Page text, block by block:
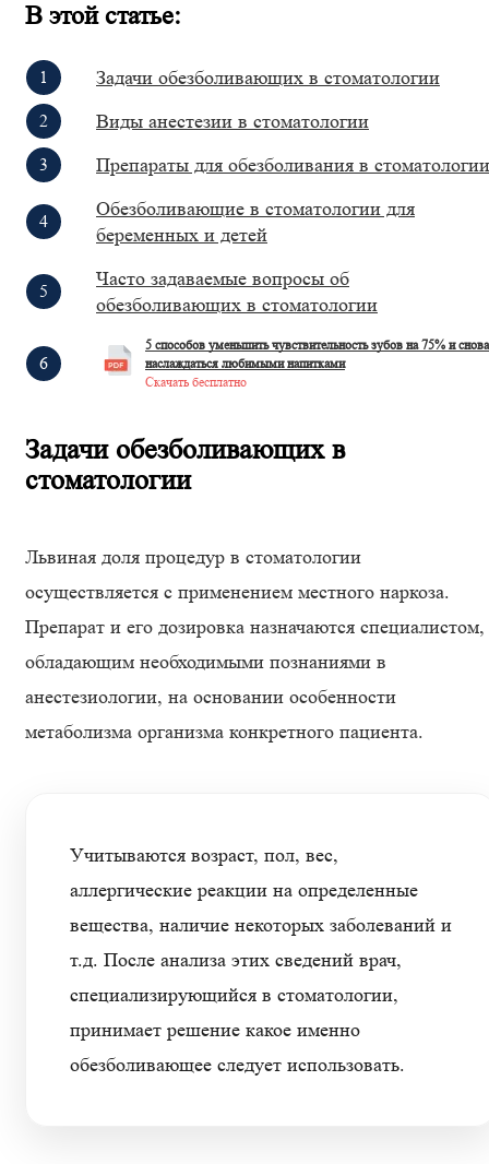
В этой статье:
Задачи обезболивающих в стоматологии
Виды анестезии в стоматологии
Препараты для обезболивания в стоматологии
Обезболивающие в стоматологии для
беременных и детей
Часто задаваемые вопросы об
обезболивающих в стоматологии
5 способов уменьшить чувствительность зубов на 75% и снова
наслаждаться любимыми напитками
Скачать бесплатно
Задачи обезболивающих в
стоматологии
Львиная доля процедур в стоматологии
осуществляется с применением местного наркоза.
Препарат и его дозировка назначаются специалистом,
обладающим необходимыми познаниями в
анестезиологии, на основании особенности
метаболизма организма конкретного пациента.
Учитываются возраст, пол, вес,
аллергические реакции на определенные
вещества, наличие некоторых заболеваний и
т.д. После анализа этих сведений врач,
специализирующийся в стоматологии,
принимает решение какое именно
обезболивающее следует использовать.